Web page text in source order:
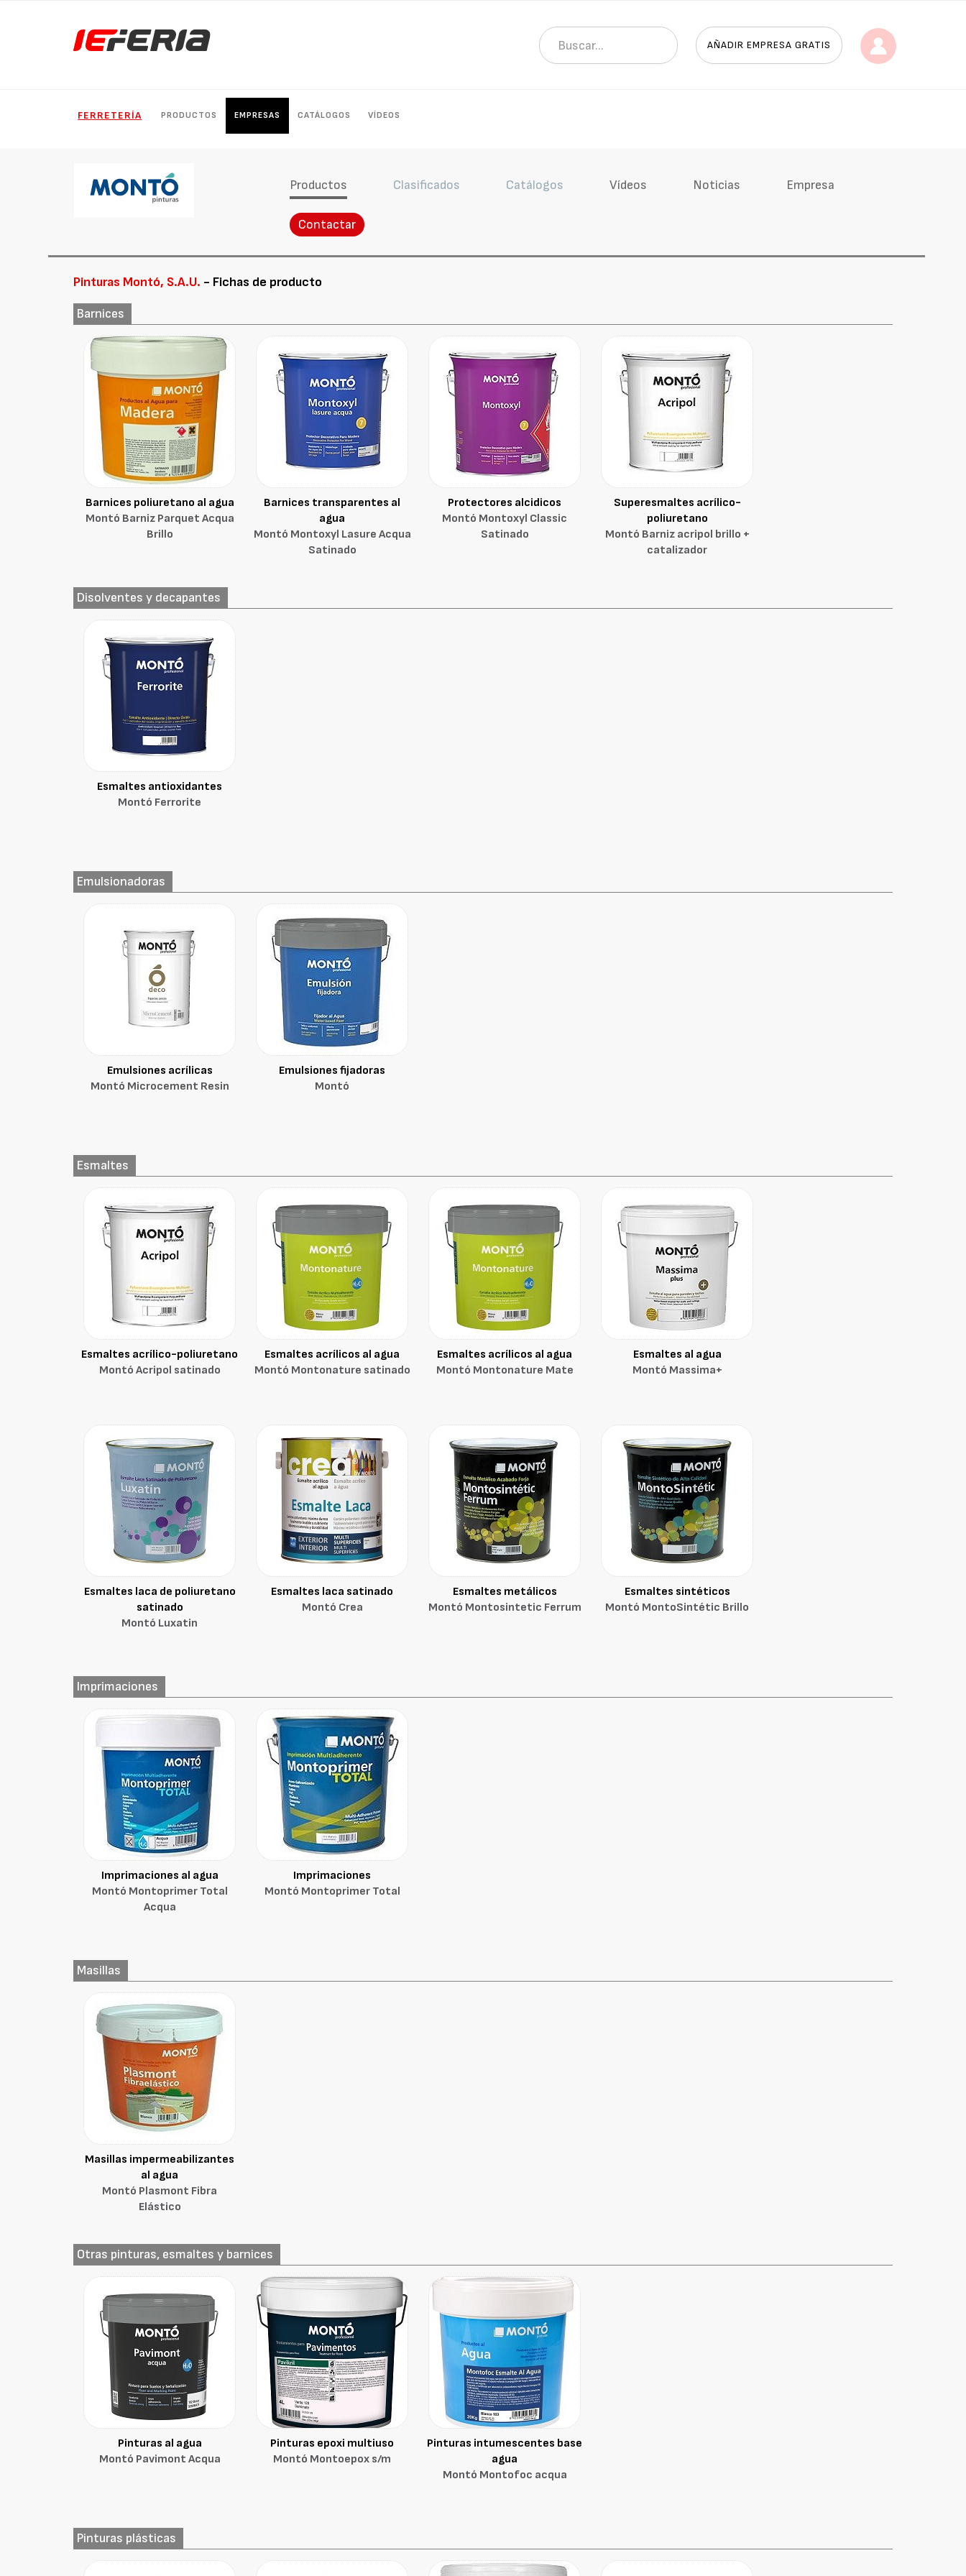
AÑADIR EMPRESA GRATIS
FERRETERÍA PRODUCTOS EMPRESAS CATÁLOGOS VÍDEOS
Productos Clasificados Catálogos Vídeos Noticias Empresa
Contactar
Pinturas Montó, S.A.U. - Fichas de producto
Barnices
Barnices poliuretano al agua
Montó Barniz Parquet Acqua
Brillo
Barnices transparentes al
agua
Montó Montoxyl Lasure Acqua
Satinado
Protectores alcidicos
Montó Montoxyl Classic
Satinado
Superesmaltes acrílico-
poliuretano
Montó Barniz acripol brillo +
catalizador
Disolventes y decapantes
Esmaltes antioxidantes
Montó Ferrorite
Emulsionadoras
Emulsiones acrílicas
Montó Microcement Resin
Emulsiones fijadoras
Montó
Esmaltes
Esmaltes acrílico-poliuretano
Montó Acripol satinado
Esmaltes acrílicos al agua
Montó Montonature satinado
Esmaltes acrílicos al agua
Montó Montonature Mate
Esmaltes al agua
Montó Massima+
Esmaltes laca de poliuretano
satinado
Montó Luxatin
Esmaltes laca satinado
Montó Crea
Esmaltes metálicos
Montó Montosintetic Ferrum
Esmaltes sintéticos
Montó MontoSintétic Brillo
Imprimaciones
Imprimaciones al agua
Montó Montoprimer Total
Acqua
Imprimaciones
Montó Montoprimer Total
Masillas
Masillas impermeabilizantes
al agua
Montó Plasmont Fibra
Elástico
Otras pinturas, esmaltes y barnices
Pinturas al agua
Montó Pavimont Acqua
Pinturas epoxi multiuso
Montó Montoepox s/m
Pinturas intumescentes base
agua
Montó Montofoc acqua
Pinturas plásticas